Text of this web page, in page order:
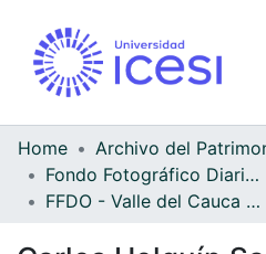
Home
Fondo Fotográfico Diario Occidente
FFDO - Valle del Cauca - Patrimonial